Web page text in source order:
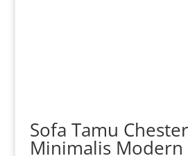
Sofa Tamu
MinimalisModern